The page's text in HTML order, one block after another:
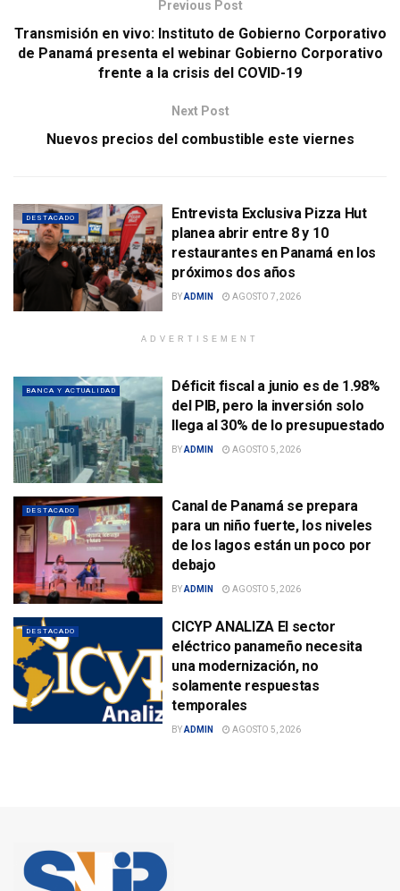
Previous Post
Transmisión en vivo: Instituto de Gobierno Corporativo
de Panamá presenta el webinar Gobierno Corporativo
frente a la crisis del COVID-19
Next Post
Nuevos precios del combustible este viernes
DESTACADO
Entrevista Exclusiva Pizza Hut
planea abrir entre 8 y 10
restaurantes en Panamá en los
próximos dos años
BYADMIN AGOSTO 7, 2026
ADVERTISEMENT
BANCA Y ACTUALIDAD
Déficit fiscal a junio es de 1.98%
del PIB, pero la inversión solo
llega al 30% de lo presupuestado
BYADMIN AGOSTO 5, 2026
DESTACADO
Canal de Panamá se prepara
para un niño fuerte, los niveles
de los lagos están un poco por
debajo
BYADMIN AGOSTO 5, 2026
DESTACADO
CICYP ANALIZA El sector
eléctrico panameño necesita
una modernización, no
solamente respuestas
temporales
BYADMIN AGOSTO 5, 2026